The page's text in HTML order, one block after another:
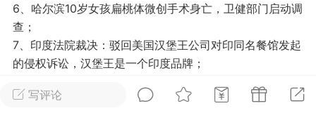
闪充小白罐
本/双效闪充，养出紧致小白脸！一、项
充小白罐 = 闪充大白肌（仪器）× 草本
产品）×极光嫩肤啫喱（产品）这是一套
护...写评论
6、哈尔滨10岁女孩扁桃体微创手术身亡，卫健部门启动调
查；
7、印度法院裁决：驳回美国汉堡王公司对印同名餐馆发起
的侵权诉讼，汉堡王是一个印度品牌；
犯罪嫌疑；